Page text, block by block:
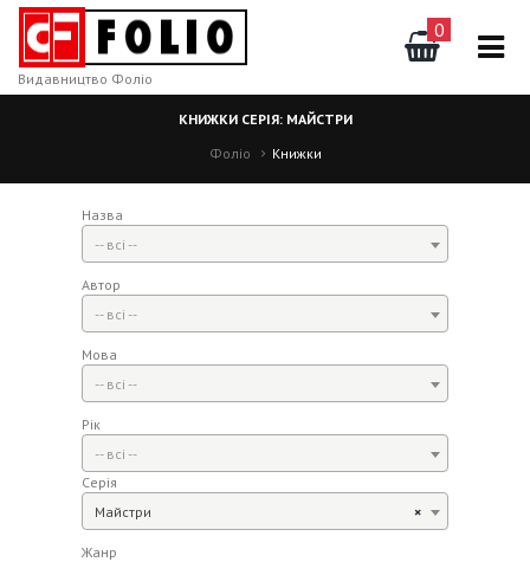
0
Видавництво Фоліо
КНИЖКИ СЕРІЯ: МАЙСТРИ
Фоліо
Книжки
Назва
-- всі --
Автор
-- всі --
Мова
-- всі --
Рік
-- всі --
Серія
×
Майстри
Жанр